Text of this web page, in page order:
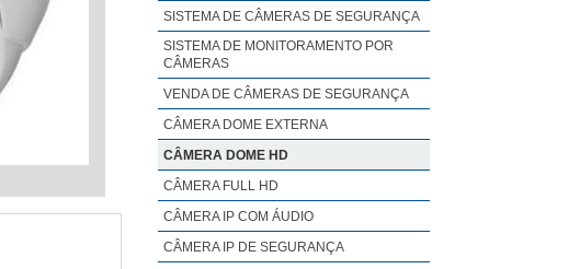
SISTEMA DE CÂMERAS DE SEGURANÇA
SISTEMA DE MONITORAMENTO POR
CÂMERAS
VENDA DE CÂMERAS DE SEGURANÇA
CÂMERA DOME EXTERNA
CÂMERA DOME HD
CÂMERA FULL HD
CÂMERA IP COM ÁUDIO
CÂMERA IP DE SEGURANÇA